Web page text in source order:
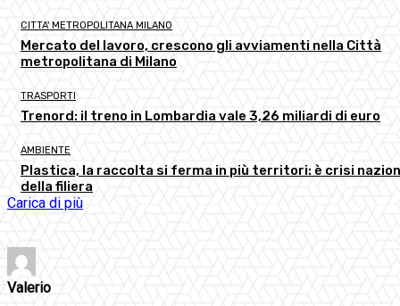
CITTA' METROPOLITANA MILANO
Mercato del lavoro, crescono gli avviamenti nella Città
metropolitana di Milano
TRASPORTI
Trenord: il treno in Lombardia vale 3,26 miliardi di euro
AMBIENTE
Plastica, la raccolta si ferma in più territori: è crisi
della filiera
Carica di più
Valerio